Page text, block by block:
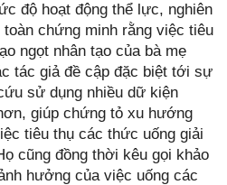
độ hoạt động thể lực, nghiên
chứng minh rằng việc tiêu
ngọt nhân tạo của bà mẹ
tác giả đề cập đặc biệt tới sự
sử dụng nhiều dữ kiện
giúp chứng tỏ xu hướng
tiêu thụ các thức uống giải
cũng đồng thời kêu gọi khảo
hưởng của việc uống các